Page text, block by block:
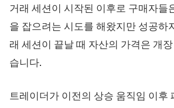
거래 세션이 시작된 이후로 구매자들
을 잡으려는 시도를 해왔지만 성공하
래 세션이 끝날 때 자산의 가격은 개
습니다.
트레이더가 이전의 상승 움직임 이후